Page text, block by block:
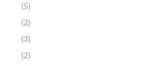
(5)
(2)
(3)
(2)